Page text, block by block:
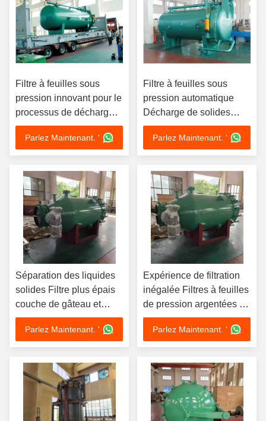
Filtre à feuilles sous
pression innovant pour le
processus de décharge
de l'escargot et une
résistance accrue du filtre
Parlez Maintenant. '
Filtre à feuilles sous
pression automatique
Décharge de solides
secs et humides Idéal
pour les applications de
polissage élevé
Parlez Maintenant. '
Séparation des liquides
solides Filtre plus épais
couche de gâteau et
résistance accrue à la
pression Filtre à feuilles
avec entraînement à air
comprimé
Parlez Maintenant. '
Expérience de filtration
inégalée Filtres à feuilles
de pression argentées de
1 à 80 m3/h
Parlez Maintenant. '